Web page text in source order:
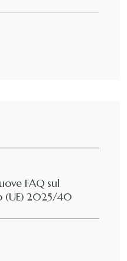
FAQ sul
(UE) 2025/40